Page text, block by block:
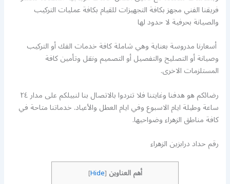
فريقنا الفني مجهز بكافة التجهيزات للقيام بكافة عمليات التركيب
والصيانة بحرفية لا حدود لها
أسعارنا مدروسة بعناية وهي شاملة كافة خدمات الفك أو التركيب
وصيانة أو التصليح والتفصيل أو التصميم ونقل وتأمين كافة
المستلزمات الاخرى.
رضائكم هو هدفنا وغايتنا فلا تتردوا بالاتصال بنا لنبيلكم على مدار ٢٤
ساعة وطيلة ايام الاسبوع وفي ايام العطل والأعياد. خدماتنا متاحة في
كافة مناطق الزهراء وضواحيها.
رقم حداد درابزين الزهراء
أهم العناوين [
Hide
]